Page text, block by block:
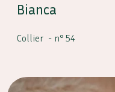
Bianca
Collier - n° 54